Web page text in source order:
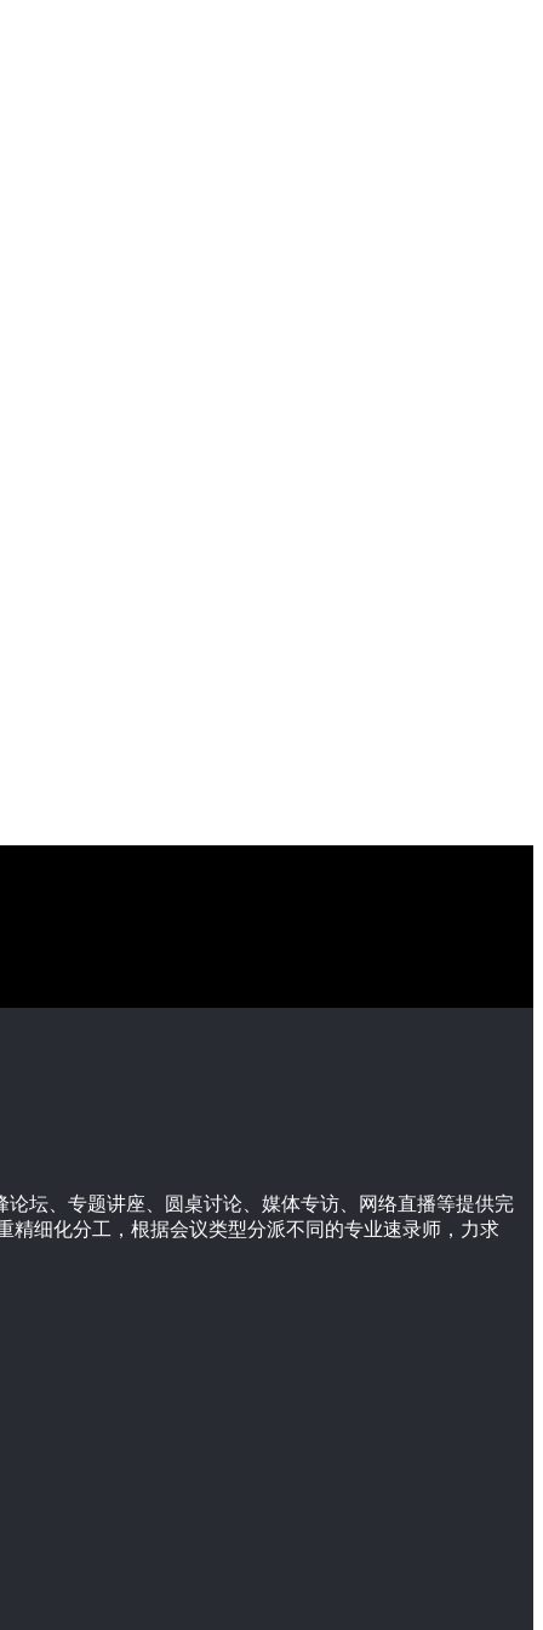
坛、专题讲座、圆桌讨论、媒体专访、网络直播等提供完
细化分工，根据会议类型分派不同的专业速录师，力求